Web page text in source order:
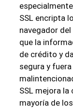
SSL encripta
navegador
que la
de crédito y
segura y
SSL mejora la
mayoría de